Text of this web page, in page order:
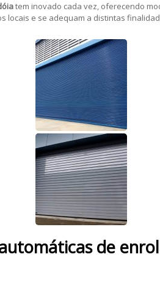
tem inovado cada vez, oferecendo
locais e se adequam a distintas
de